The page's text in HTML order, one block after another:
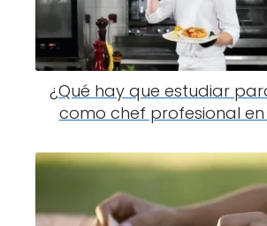
¿Qué hay que estudiar
como chef profesional en